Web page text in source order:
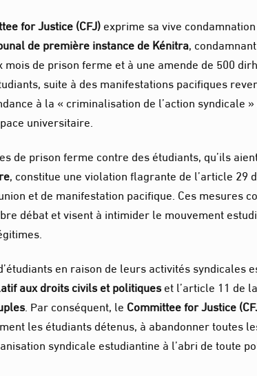
for Justice (CFJ)exprime sa vive
de première instance de Kénitra,
de prison ferme et à une amende de 500
suite à des manifestations pacifiques
à la « criminalisation de l’action syndicale
universitaire.
de prison ferme contre des étudiants, qu’ils
, constitue une violation flagrante de l’article 29
et de manifestation pacifique. Ces mesures
débat et visent à intimider le mouvement
en raison de leurs activités syndicales
aux droits civils et politiqueset l’article 11 de la
. Par conséquent, leCommittee for Justice
les étudiants détenus, à abandonner toutes
syndicale estudiantine à l’abri de toute